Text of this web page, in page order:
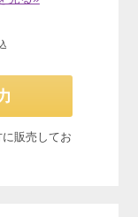
販売してお